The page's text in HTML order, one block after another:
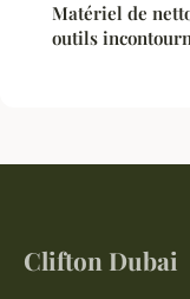
Matériel de
outils
Clifton Dubai